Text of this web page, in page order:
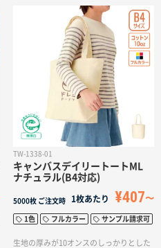
法も単色からフルカラー印刷まで対応し
ており、お好みのデザインでオリジナル
トートバッグを作成出来ます。
TW-1338-01
キャンバスデイリートートML
ナチュラル(B4対応)
5000枚 ご注文時 1枚あたり ¥407
1色 フルカラー サンプル請求可
生地の厚みが10オンスのしっかりとした